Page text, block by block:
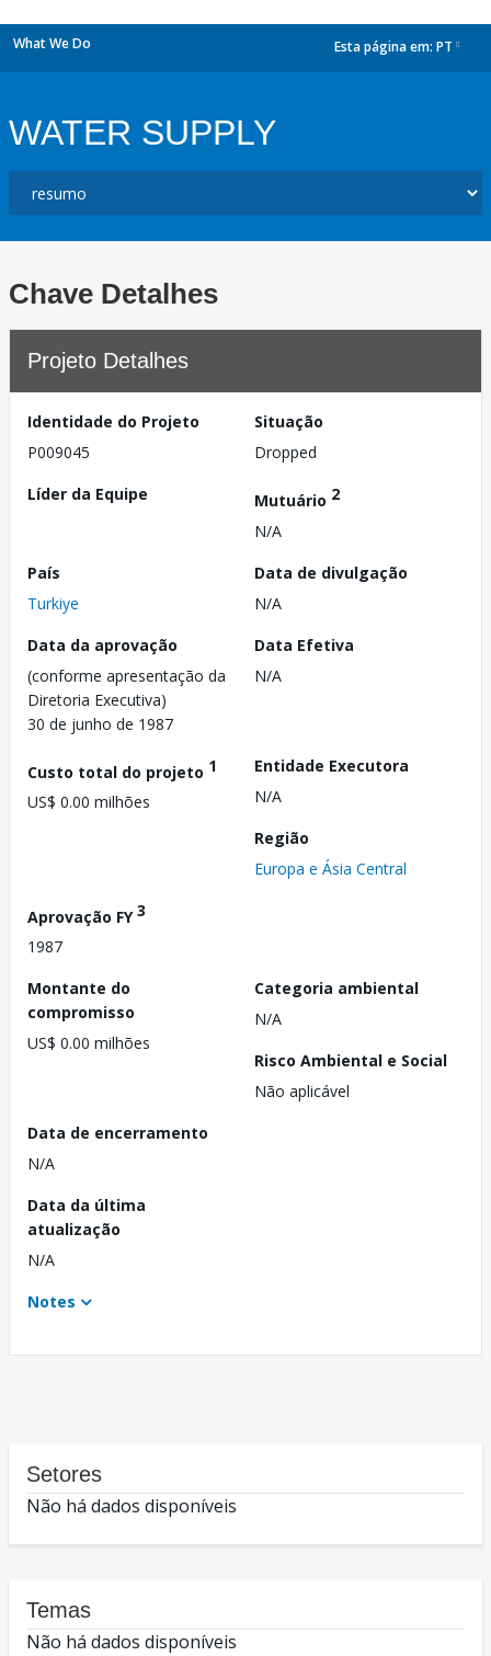
What We Do Esta página em: PT
WATER SUPPLY
Chave Detalhes
Projeto Detalhes
Identidade do Projeto
P009045
Situação
Dropped
Líder da Equipe
Mutuário 2
N/A
País
Turkiye
Data de divulgação
N/A
Data da aprovação
(conforme apresentação da
Diretoria Executiva)
30 de junho de 1987
Data Efetiva
N/A
Custo total do projeto 1
US$ 0.00 milhões
Entidade Executora
N/A
Região
Europa e Ásia Central
Aprovação FY3
1987
Montante do
compromisso
US$ 0.00 milhões
Categoria ambiental
N/A
Risco Ambiental e Social
Não aplicável
Data de encerramento
N/A
Data da última
atualização
N/A
Notes
Setores
Não há dados disponíveis
Temas
Não há dados disponíveis